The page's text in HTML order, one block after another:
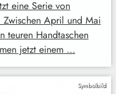
eine Serie von
Zwischen April und Mai
teuren Handtaschen
jetzt einem …
Symbolbild